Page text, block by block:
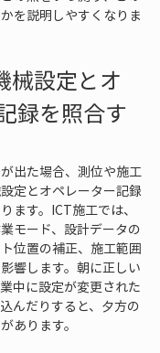
を説明しやすくなりま
械設定とオ
録を照合す
出た場合、測位や施工
定とオペレーター記録
ます。ICT施工では、
モード、設計データの
位置の補正、施工範囲
響します。朝に正しい
中に設定が変更された
んだりすると、夕方の
あります。